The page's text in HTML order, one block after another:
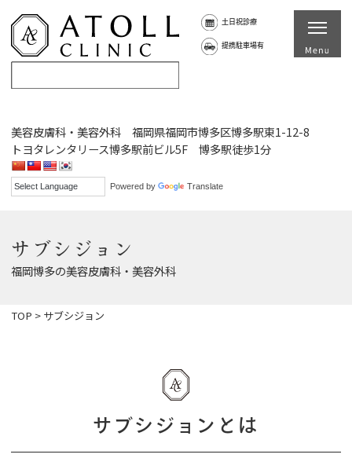
Powered by Translate
土日祝診療
提携駐車場有
美容皮膚科・美容外科 福岡県福岡市博多区博多駅東1-12-8
トヨタレンタリース博多駅前ビル5F 博多駅徒歩1分
サブシジョン
福岡博多の美容皮膚科・美容外科
TOP > サブシジョン
サブシジョンとは